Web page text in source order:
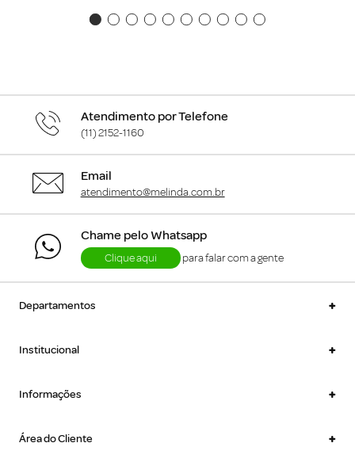
Atendimento por Telefone
(11) 2152-1160
Email
atendimento@melinda.com.br
Chame pelo Whatsapp
Clique aqui para falar com a gente
Departamentos +
Institucional +
Informações +
Área do Cliente +